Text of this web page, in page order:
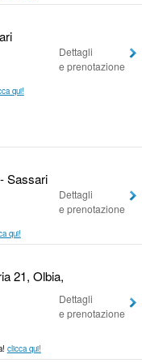
Dettagli
e prenotazione
qui!
Sassari
Dettagli
e prenotazione
qui!
21, Olbia,
Dettagli
e prenotazione
clicca qui!